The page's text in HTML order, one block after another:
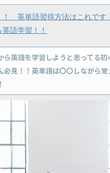
！ 英単語習得方法はこれです
語学習！！
ら英語を学習しようと思ってる初
必見！！英単語は〇〇しながら覚